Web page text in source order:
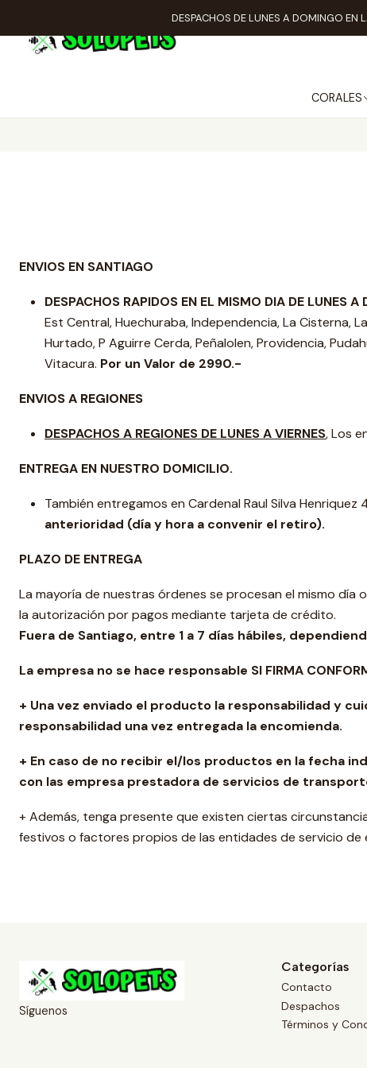
CORALES
DESPACHOS DE LUNES A DOMINGO EN
ENVIOS EN SANTIAGO
DESPACHOS RAPIDOS EN EL MISMO DIA DE LUNES A
Est Central, Huechuraba, Independencia, La Cisterna,
Hurtado, P Aguirre Cerda, Peñalolen, Providencia,
Vitacura. Por un Valor de 2990.-
ENVIOS A REGIONES
DESPACHOS A REGIONES DE LUNES A VIERNES, Los
ENTREGA EN NUESTRO DOMICILIO.
También entregamos en Cardenal Raul Silva
anterioridad (día y hora a convenir el retiro).
PLAZO DE ENTREGA
La mayoría de nuestras órdenes se procesan el mismo
la autorización por pagos mediante tarjeta de crédito.
Fuera de Santiago, entre 1 a 7 días hábiles,
La empresa no se hace responsable SI FIRMA
+ Una vez enviado el producto la responsabilidad y
responsabilidad una vez entregada la encomienda.
+ En caso de no recibir el/los productos en la fecha
con las empresa prestadora de servicios de
+ Además, tenga presente que existen ciertas
festivos o factores propios de las entidades de servicio
Síguenos
Categorías
Contacto
Despachos
Términos y